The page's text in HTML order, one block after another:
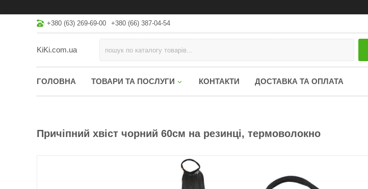
+380 (63) 269-69-00 +380 (66) 387-04-54
KiKi.com.ua
ГОЛОВНА ТОВАРИ ТА ПОСЛУГИ КОНТАКТИ ДОСТАВКА ТА ОПЛАТА
Причіпний хвіст чорний 60см на резинці, термоволокно